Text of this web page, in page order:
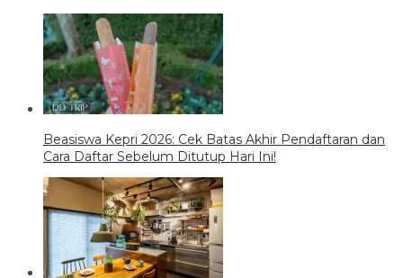
Beasiswa Kepri 2026: Cek Batas Akhir Pendaftaran dan
Cara Daftar Sebelum Ditutup Hari Ini!